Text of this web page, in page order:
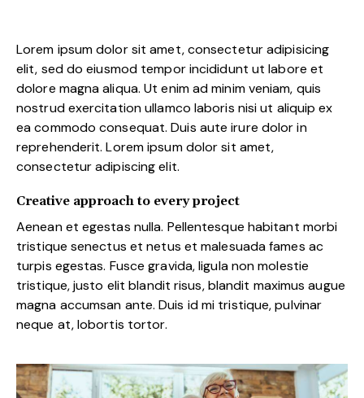
Lorem ipsum dolor sit amet, consectetur adipisicing
elit, sed do eiusmod tempor incididunt ut labore et
dolore magna aliqua. Ut enim ad minim veniam, quis
nostrud exercitation ullamco laboris nisi ut aliquip ex
ea commodo consequat. Duis aute irure dolor in
reprehenderit. Lorem ipsum dolor sit amet,
consectetur adipiscing elit.
Creative approach to every project
Aenean et egestas nulla. Pellentesque habitant morbi
tristique senectus et netus et malesuada fames ac
turpis egestas. Fusce gravida, ligula non molestie
tristique, justo elit blandit risus, blandit maximus augue
magna accumsan ante. Duis id mi tristique, pulvinar
neque at, lobortis tortor.